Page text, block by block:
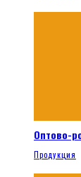
Оптово-
Продукция